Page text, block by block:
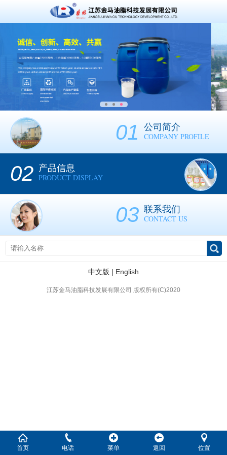
01 公司简介
COMPANY PROFILE
02 产品信息
PRODUCT DISPLAY
03 联系我们
CONTACT US
中文版 | English
江苏金马油脂科技发展有限公司 版权所有(C)2020
首页 电话 菜单 返回 位置